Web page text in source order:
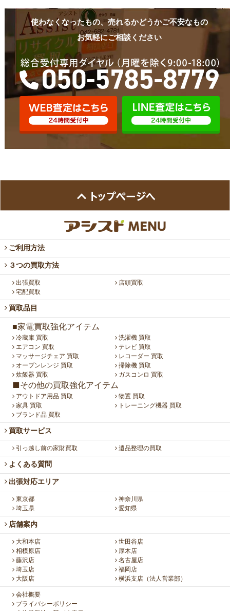
使わなくなったもの、売れるかどうかご不安なもの
お気軽にご相談ください
ご利用方法
３つの買取方法
出張買取
店頭買取
宅配買取
買取品目
■家電買取強化アイテム
冷蔵庫 買取
洗濯機 買取
エアコン 買取
テレビ 買取
マッサージチェア 買取
レコーダー 買取
オーブンレンジ 買取
掃除機 買取
炊飯器 買取
ガスコンロ 買取
■その他の買取強化アイテム
アウトドア用品 買取
物置 買取
家具 買取
トレーニング機器 買取
ブランド品 買取
買取サービス
引っ越し前の家財買取 遺品整理の買取
よくある質問
出張対応エリア
東京都
神奈川県
埼玉県
愛知県
店舗案内
大和本店
世田谷店
相模原店
厚木店
藤沢店
名古屋店
埼玉店
福岡店
大阪店
横浜支店（法人営業部）
会社概要
プライバシーポリシー